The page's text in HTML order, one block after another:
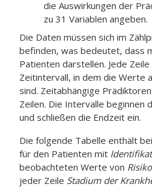
die Auswirkungen der
zu 31 Variablen angeben.
Die Daten müssen sich im
befinden, was bedeutet, dass
Patienten darstellen. Jede
Zeitintervall, in dem die Werte
sind. Zeitabhängige
Zeilen. Die Intervalle beginnen
und schließen die Endzeit ein.
Die folgende Tabelle enthält
für den Patienten mit
beobachteten Werte von
jeder Zeile Stadium der